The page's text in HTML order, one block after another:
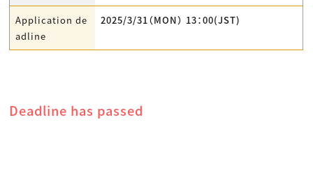
Application de
adline
2025/3/31（MON） 13：00(JST)
Deadline has passed